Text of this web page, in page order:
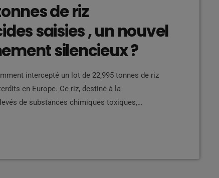
de riz
saisies , un nouvel
silencieux ?
intercepté un lot de 22,995 tonnes de riz
en Europe. Ce riz, destiné à la
de substances chimiques toxiques,
dangereux pour la santé humaine et pour